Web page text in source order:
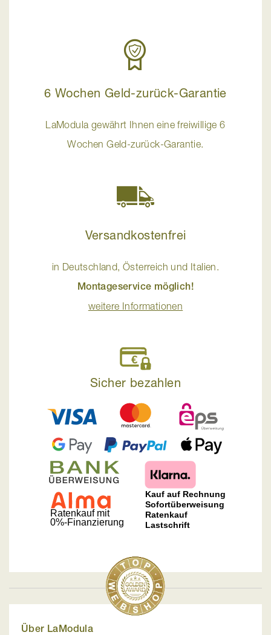
6 Wochen Geld-zurück-Garantie
LaModula gewährt Ihnen eine freiwillige 6
Wochen Geld-zurück-Garantie.
Versandkostenfrei
in Deutschland, Österreich und Italien.
Montageservice möglich!
weitere Informationen
Sicher bezahlen
Über LaModula